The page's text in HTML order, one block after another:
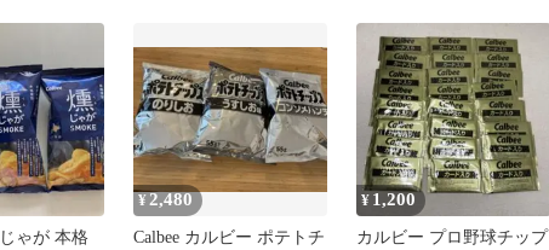
ゃが 本格
¥2,480
Calbee カルビー ポテトチ
¥ 1,200
カルビー プロ野球チップ